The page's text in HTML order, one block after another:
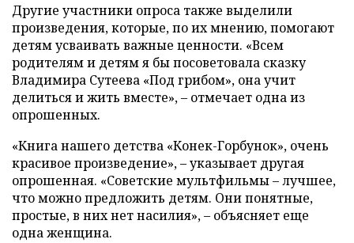
Другие участники опроса также выделили
произведения, которые, по их мнению, помогают
детям усваивать важные ценности. «Всем
родителям и детям я бы посоветовала сказку
Владимира Сутеева «Под грибом», она учит
делиться и жить вместе», – отмечает одна из
опрошенных.
«Книга нашего детства «Конек-Горбунок», очень
красивое произведение», – указывает другая
опрошенная. «Советские мультфильмы – лучшее,
что можно предложить детям. Они понятные,
простые, в них нет насилия», – объясняет еще
одна женщина.